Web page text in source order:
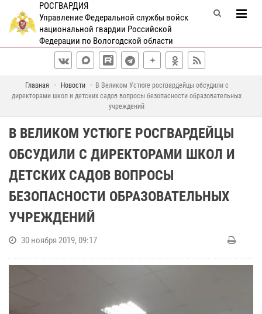
РОСГВАРДИЯ
Управление Федеральной службы войск
национальной гвардии Российской
Федерации по Вологодской области
Главная Новости
В Великом Устюге росгвардейцы обсудили с
директорами школ и детских садов вопросы безопасности образовательных
учреждений
В ВЕЛИКОМ УСТЮГЕ РОСГВАРДЕЙЦЫ
ОБСУДИЛИ С ДИРЕКТОРАМИ ШКОЛ И
ДЕТСКИХ САДОВ ВОПРОСЫ
БЕЗОПАСНОСТИ ОБРАЗОВАТЕЛЬНЫХ
УЧРЕЖДЕНИЙ
30 ноября 2019, 09:17